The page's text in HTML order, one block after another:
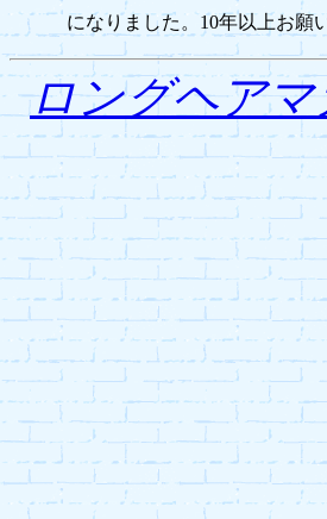
になりました。10年以上お願
ロングヘア